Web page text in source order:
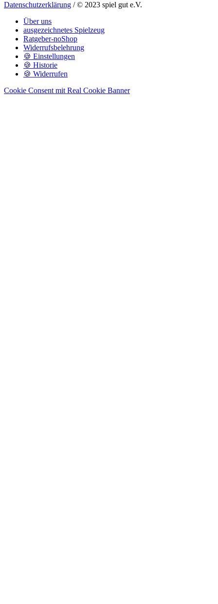
Datenschutzerklärung / © 2023 spiel gut e.V.
Über uns
ausgezeichnetes Spielzeug
Ratgeber-noShop
Widerrufsbelehrung
🍪 Einstellungen
🍪 Historie
🍪 Widerrufen
Cookie Consent mit Real Cookie Banner